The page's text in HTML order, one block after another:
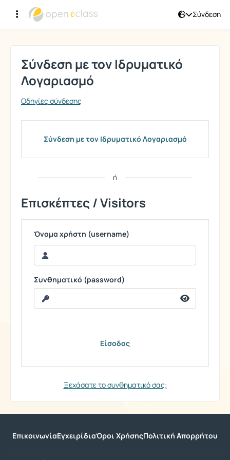
Σύνδεση
Σύνδεση
Σύνδεση με τον Ιδρυματικό
Λογαριασμό
Οδηγίες σύνδεσης
Σύνδεση με τον Ιδρυματικό Λογαριασμό
ή
Επισκέπτες / Visitors
Όνομα χρήστη (username)
Συνθηματικό (password)
Ξεχάσατε το συνθηματικό σας;
ΕπικοινωνίαΕγχειρίδιαΌροι ΧρήσηςΠολιτική Απορρήτου